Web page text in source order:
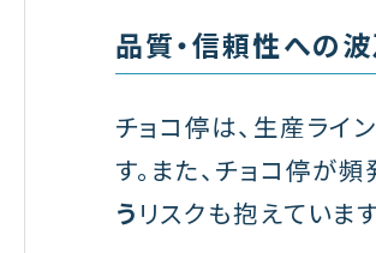
品質・信頼性への
チョコ停は、生産ライ
す。また、チョコ停が
う リスクも抱えています